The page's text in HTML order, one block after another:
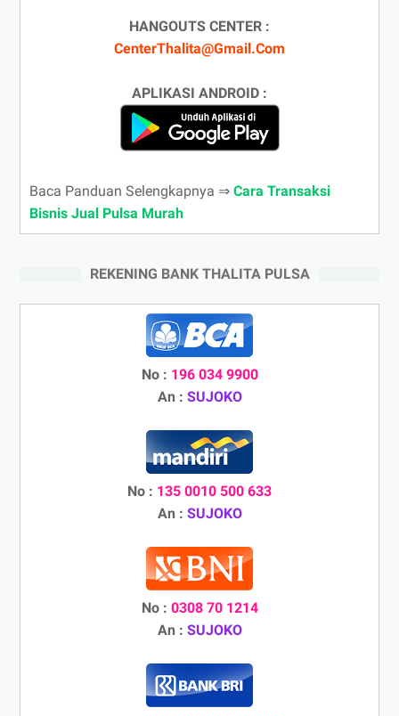
HANGOUTS CENTER :
CenterThalita@Gmail.Com
APLIKASI ANDROID :
Baca Panduan Selengkapnya ⇒ Cara Transaksi
Bisnis Jual Pulsa Murah
REKENING BANK THALITA PULSA
No : 196 034 9900
An : SUJOKO
No : 135 0010 500 633
An : SUJOKO
No : 0308 70 1214
An : SUJOKO